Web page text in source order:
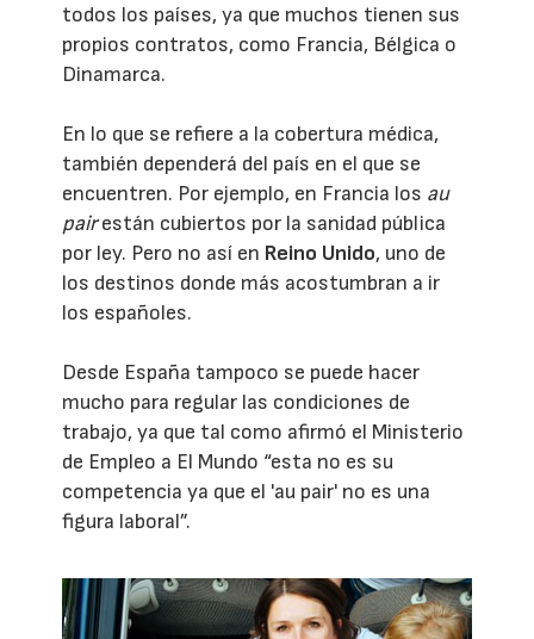
todos los países, ya que muchos tienen sus
propios contratos, como Francia, Bélgica o
Dinamarca.
En lo que se refiere a la cobertura médica,
también dependerá del país en el que se
encuentren. Por ejemplo, en Francia los au
pairestán cubiertos por la sanidad pública
por ley. Pero no así en Reino Unido, uno de
los destinos donde más acostumbran a ir
los españoles.
Desde España tampoco se puede hacer
mucho para regular las condiciones de
trabajo, ya que tal como afirmó el Ministerio
de Empleo a El Mundo “esta no es su
competencia ya que el 'au pair' no es una
figura laboral”.